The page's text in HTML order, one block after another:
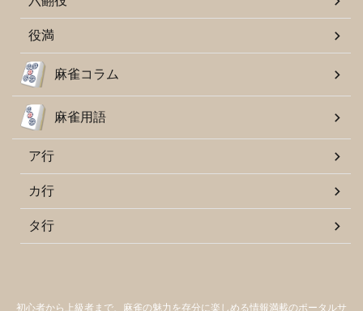
役満
麻雀コラム
麻雀用語
ア行
カ行
タ行
初心者から上級者まで、麻雀の魅力を存分に楽しめる情報満載のポータルサ